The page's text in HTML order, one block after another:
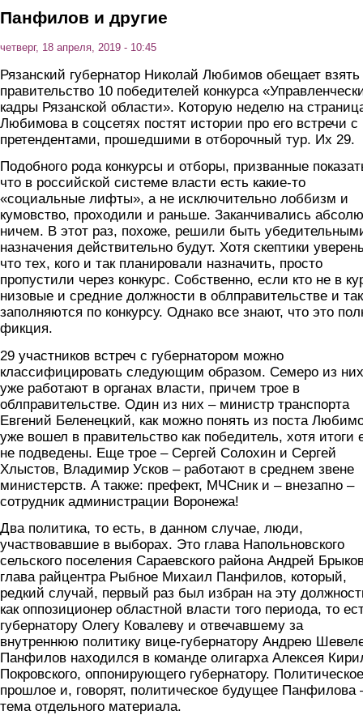
Панфилов и другие
четверг, 18 апреля, 2019 - 10:45
Рязанский губернатор Николай Любимов обещает взять
правительство 10 победителей конкурса
кадры Рязанской области». Которую неделю на
Любимова в соцсетях постят истории про его встречи с
претендентами, прошедшими в отборочный тур. Их 29.
Подобного рода конкурсы и отборы, призванные
что в российской системе власти есть какие-то
«социальные лифты», а не исключительно лоббизм и
кумовство, проходили и раньше. Заканчивались
ничем. В этот раз, похоже, решили быть
назначения действительно будут. Хотя скептики
что тех, кого и так планировали назначить, просто
пропустили через конкурс. Собственно, если кто не в
низовые и средние должности в облправительстве и так
заполняются по конкурсу. Однако все знают, что это
фикция.
29 участников встреч с губернатором можно
классифицировать следующим образом. Семеро из них
уже работают в органах власти, причем трое в
облправительстве. Один из них – министр транспорта
Евгений Беленецкий, как можно понять из поста
уже вошел в правительство как победитель, хотя итоги
не подведены. Еще трое – Сергей Солохин и Сергей
Хлыстов, Владимир Усков – работают в среднем звене
министерств. А также: префект, МЧСник и – внезапно –
сотрудник администрации Воронежа!
Два политика, то есть, в данном случае, люди,
участвовавшие в выборах. Это глава Напольновского
сельского поселения Сараевского района Андрей
глава райцентра Рыбное Михаил Панфилов, который,
редкий случай, первый раз был избран на эту
как оппозиционер областной власти того периода, то
губернатору Олегу Ковалеву и отвечавшему за
внутреннюю политику вице-губернатору Андрею
Панфилов находился в команде олигарха Алексея
Покровского, оппонирующего губернатору. Политическое
прошлое и, говорят, политическое будущее Панфилова
тема отдельного материала.